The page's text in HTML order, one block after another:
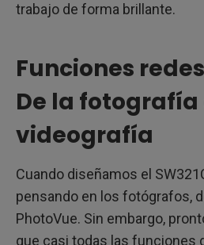
trabajo de forma brillante.
Funciones
De la fotografía
videografía
Cuando diseñamos el
pensando en los fotógrafos,
PhotoVue. Sin embargo,
que casi todas las funciones